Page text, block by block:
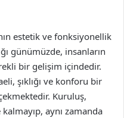
estetik ve fonksiyonellik
günümüzde, insanların
bir gelişim içindedir.
şıklığı ve konforu bir
Kuruluş,
aynı zamanda